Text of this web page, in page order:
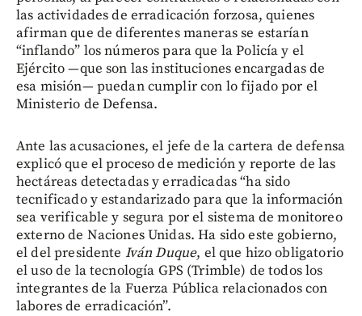
las actividades de erradicación forzosa, quienes
afirman que de diferentes maneras se estarían
“inflando” los números para que la Policía y el
Ejército —que son las instituciones encargadas de
esa misión— puedan cumplir con lo fijado por el
Ministerio de Defensa.
Ante las acusaciones, el jefe de la cartera de defensa
explicó que el proceso de medición y reporte de las
hectáreas detectadas y erradicadas “ha sido
tecnificado y estandarizado para que la información
sea verificable y segura por el sistema de monitoreo
externo de Naciones Unidas. Ha sido este gobierno,
el del presidente Iván Duque, el que hizo obligatorio
el uso de la tecnología GPS (Trimble) de todos los
integrantes de la Fuerza Pública relacionados con
labores de erradicación”.